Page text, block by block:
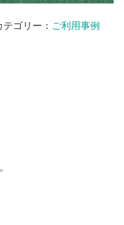
テゴリー： ご利用事例